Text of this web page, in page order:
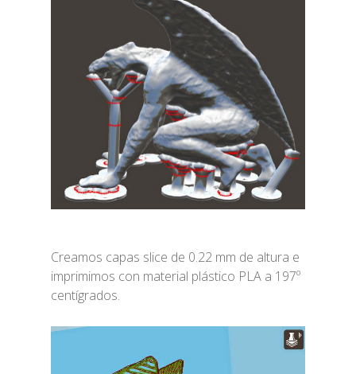
Creamos capas slice de 0.22 mm de altura e
imprimimos con material plástico PLA a 197º
centígrados.